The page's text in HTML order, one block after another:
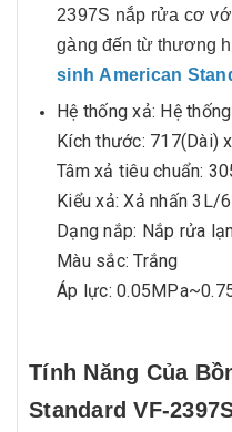
2397S nắp rửa cơ
gàngđến từ thương
sinh American
Hệ thống xả: Hệ
Kích thước: 717(Dài)
Tâm xả tiêu chuẩn:
Kiểu xả: Xả nhấn 3L/
Dạng nắp: Nắp rửa
Màu sắc: Trắng
Áp lực:
Tính Năng Của
Standard VF-